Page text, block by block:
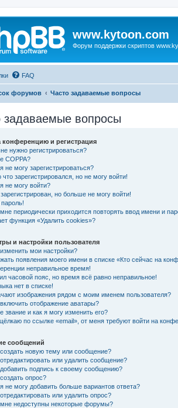
www.kytoon.com
Форум поддержки скриптов
FAQ
форумов Часто задаваемые вопросы
задаваемые вопросы
конференцию и регистрация
нужно регистрироваться?
COPPA?
не могу зарегистрироваться?
что зарегистрировался, но не могу войти!
не могу войти?
но больше не могу войти!
периодически приходится повторять ввод имени и
функция «Удалить cookies»?
и настройки пользователя
мои настройки?
появления моего имени в списке «Кто сейчас на
неправильное время!
часовой пояс, но время всё равно неправильное!
нет в списке!
изображения рядом с моим именем пользователя?
отображение аватары?
звание и как я могу изменить его?
по ссылке «email», от меня требуют войти на
сообщений
новую тему или сообщение?
или удалить сообщение?
подпись к своему сообщению?
опрос?
не могу добавить больше вариантов ответа?
или удалить опрос?
недоступны некоторые форумы?